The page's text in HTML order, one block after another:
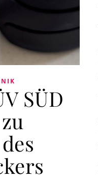
SÜD